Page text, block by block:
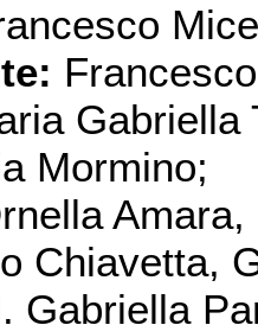
Gabriella
Mormino;
Chiavetta,
Gabriella